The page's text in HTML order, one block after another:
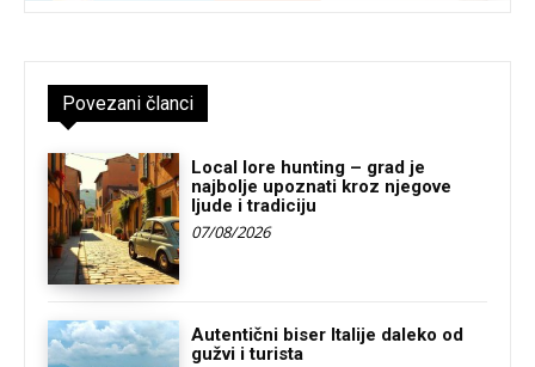
Povezani članci
Local lore hunting – grad je
najbolje upoznati kroz njegove
ljude i tradiciju
07/08/2026
Autentični biser Italije daleko od
gužvi i turista